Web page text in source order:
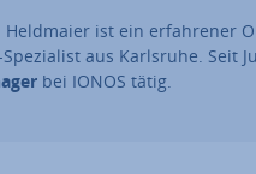
Heldmaier ist ein er­fah­re­ner
Spe­zia­list aus Karlsruhe. Seit
bei IONOS tätig.